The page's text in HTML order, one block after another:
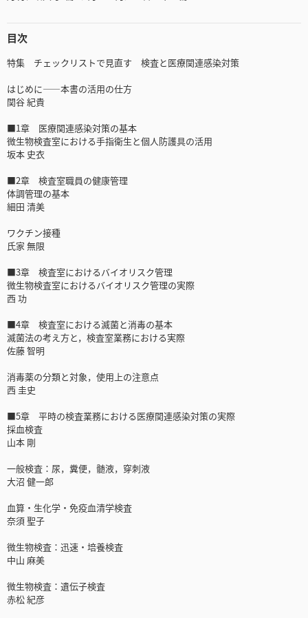
目次
特集 チェックリストで見直す 検査と医療関連感染対策
はじめに――本書の活用の仕方
関谷 紀貴
■1章 医療関連感染対策の基本
微生物検査室における手指衛生と個人防護具の活用
坂本 史衣
■2章 検査室職員の健康管理
体調管理の基本
細田 清美
ワクチン接種
氏家 無限
■3章 検査室におけるバイオリスク管理
微生物検査室におけるバイオリスク管理の実際
西 功
■4章 検査室における滅菌と消毒の基本
滅菌法の考え方と，検査室業務における実際
佐藤 智明
消毒薬の分類と対象，使用上の注意点
西 圭史
■5章 平時の検査業務における医療関連感染対策の実際
採血検査
山本 剛
一般検査：尿，糞便，髄液，穿刺液
大沼 健一郎
血算・生化学・免疫血清学検査
奈須 聖子
微生物検査：迅速・培養検査
中山 麻美
微生物検査：遺伝子検査
赤松 紀彦